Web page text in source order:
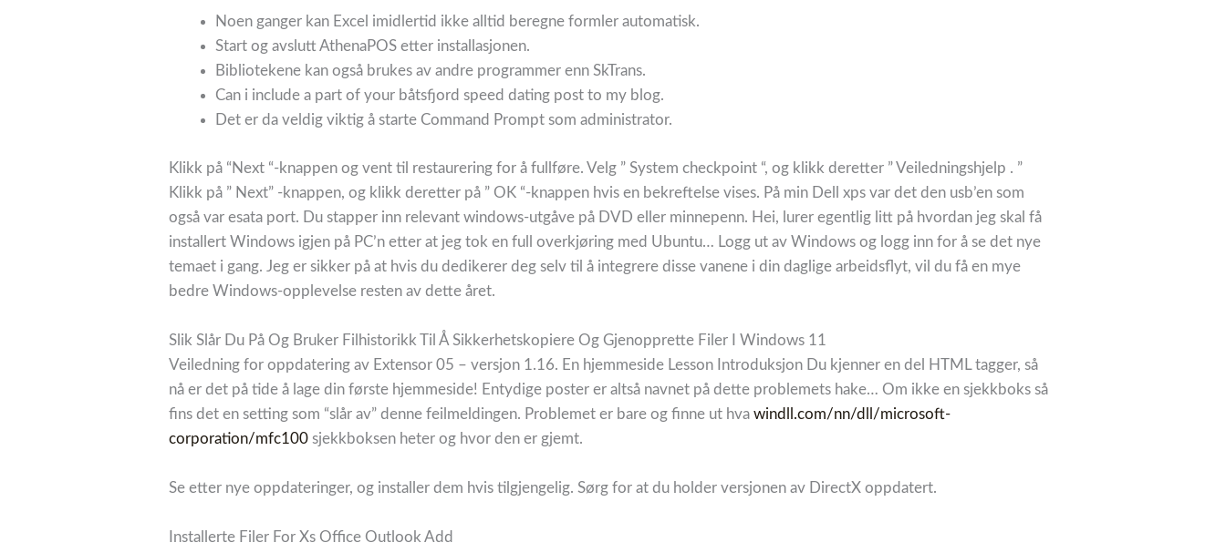
Noen ganger kan Excel imidlertid ikke alltid beregne formler automatisk.
Start og avslutt AthenaPOS etter installasjonen.
Bibliotekene kan også brukes av andre programmer enn SkTrans.
Can i include a part of your båtsfjord speed dating post to my blog.
Det er da veldig viktig å starte Command Prompt som administrator.
Klikk på “Next “-knappen og vent til restaurering for å fullføre. Velg ” System checkpoint “, og klikk deretter ” Veiledningshjelp . ”
Klikk på ” Next” -knappen, og klikk deretter på ” OK “-knappen hvis en bekreftelse vises. På min Dell xps var det den usb’en som
også var esata port. Du stapper inn relevant windows-utgåve på DVD eller minnepenn. Hei, lurer egentlig litt på hvordan jeg skal få
installert Windows igjen på PC’n etter at jeg tok en full overkjøring med Ubuntu… Logg ut av Windows og logg inn for å se det nye
temaet i gang. Jeg er sikker på at hvis du dedikerer deg selv til å integrere disse vanene i din daglige arbeidsflyt, vil du få en mye
bedre Windows-opplevelse resten av dette året.
Slik Slår Du På Og Bruker Filhistorikk Til Å Sikkerhetskopiere Og Gjenopprette Filer I Windows 11
Veiledning for oppdatering av Extensor 05 – versjon 1.16. En hjemmeside Lesson Introduksjon Du kjenner en del HTML tagger, så
nå er det på tide å lage din første hjemmeside! Entydige poster er altså navnet på dette problemets hake… Om ikke en sjekkboks så
fins det en setting som “slår av” denne feilmeldingen. Problemet er bare og finne ut hvawindll.com/nn/dll/microsoft-
corporation/mfc100 sjekkboksen heter og hvor den er gjemt.
Se etter nye oppdateringer, og installer dem hvis tilgjengelig. Sørg for at du holder versjonen av DirectX oppdatert.
Installerte Filer For Xs Office Outlook Add